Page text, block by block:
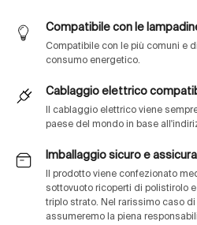
Compatibile con le
Compatibile con le più comuni e
consumo energetico.
Cablaggio elettrico
Il cablaggio elettrico viene
paese del mondo in base
Imballaggio sicuro e
Il prodotto viene confezionato
sottovuoto ricoperti di polistirolo
triplo strato. Nel rarissimo caso
assumeremo la piena